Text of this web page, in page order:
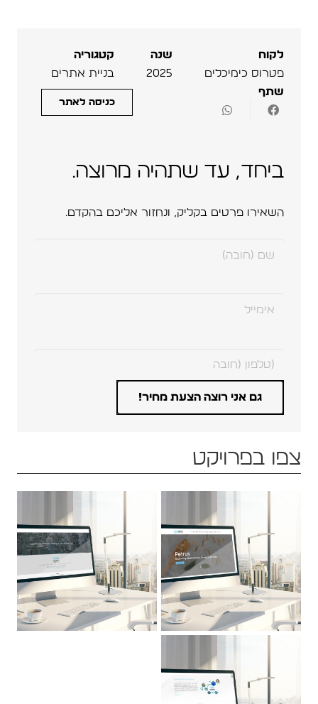
לקוח
פטרוס כימיכלים
שנה
2025
קטגוריה
בניית אתרים
שתף
כניסה לאתר
ביחד, עד שתהיה מרוצה.
השאירו פרטים בקליק, ונחזור אליכם בהקדם.
צפו בפרויקט